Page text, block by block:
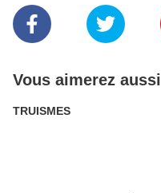
Vous aimerez aussi
TRUISMES